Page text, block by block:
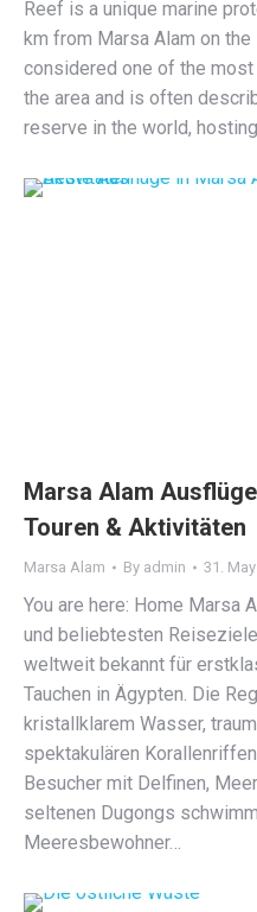
Reef is a unique marine
km from Marsa Alam on
considered one of the
the area and is often
reserve in the world,
Marsa Alam
Touren & Aktivitäten
Marsa Alam By admin 31.
You are here: Home Marsa
und beliebtesten
weltweit bekannt für
Tauchen in Ägypten. Die
kristallklarem Wasser,
spektakulären
Besucher mit Delfinen,
seltenen Dugongs
Meeresbewohner…